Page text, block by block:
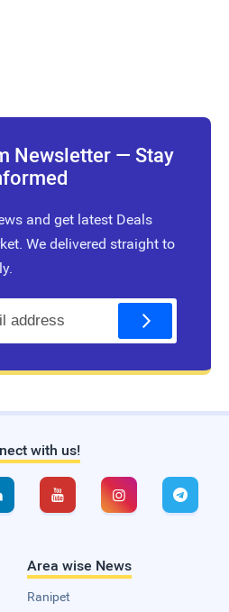
Newsletter — Stay
and get latest Deals
We delivered straight to
l
viewed
viewed
with us!
  
Area wise News
Ranipet